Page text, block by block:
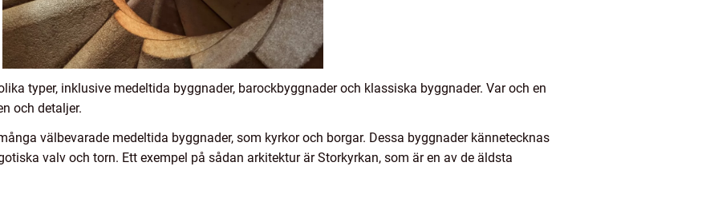
typer, inklusive medeltida byggnader, barockbyggnader och klassiska byggnader. Var och en
och detaljer.
välbevarade medeltida byggnader, som kyrkor och borgar. Dessa byggnader kännetecknas
valv och torn. Ett exempel på sådan arkitektur är Storkyrkan, som är en av de äldsta